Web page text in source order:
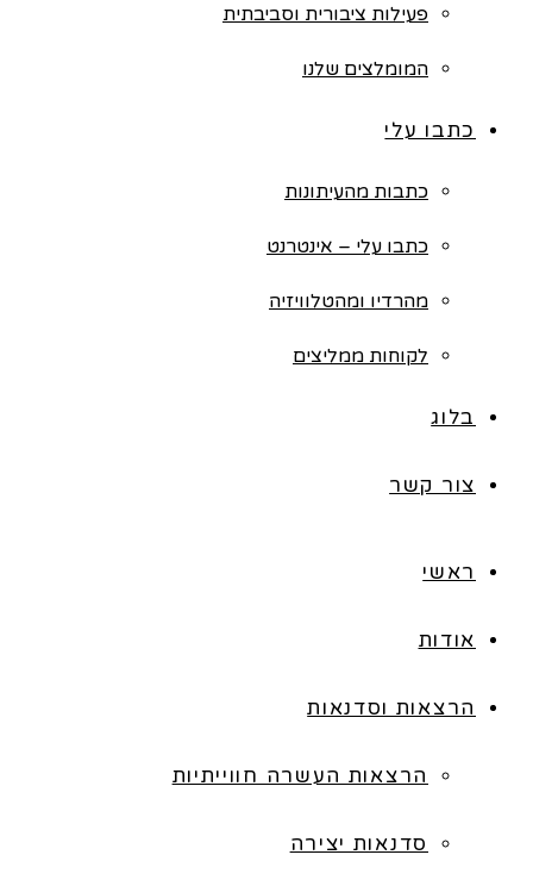
פעילות ציבורית וסביבתית
המומלצים שלנו
כתבו עלי
כתבות מהעיתונות
כתבו עלי – אינטרנט
מהרדיו ומהטלוויזיה
לקוחות ממליצים
בלוג
צור קשר
ראשי
אודות
הרצאות וסדנאות
הרצאות העשרה חווייתיות
סדנאות יצירה